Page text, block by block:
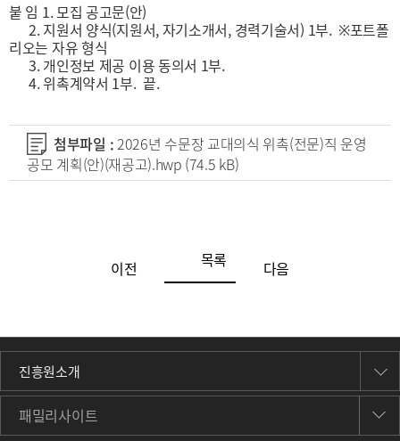
붙 임 1. 모집 공고문(안)
2. 지원서 양식(지원서, 자기소개서, 경력기술서) 1부. ※포트폴
리오는 자유 형식
3. 개인정보 제공 이용 동의서 1부.
4. 위촉계약서 1부. 끝.
첨부파일 :2026년 수문장 교대의식 위촉(전문)직 운영
공모 계획(안)(재공고).hwp (74.5 kB)
이전 목록 다음
진흥원소개
패밀리사이트